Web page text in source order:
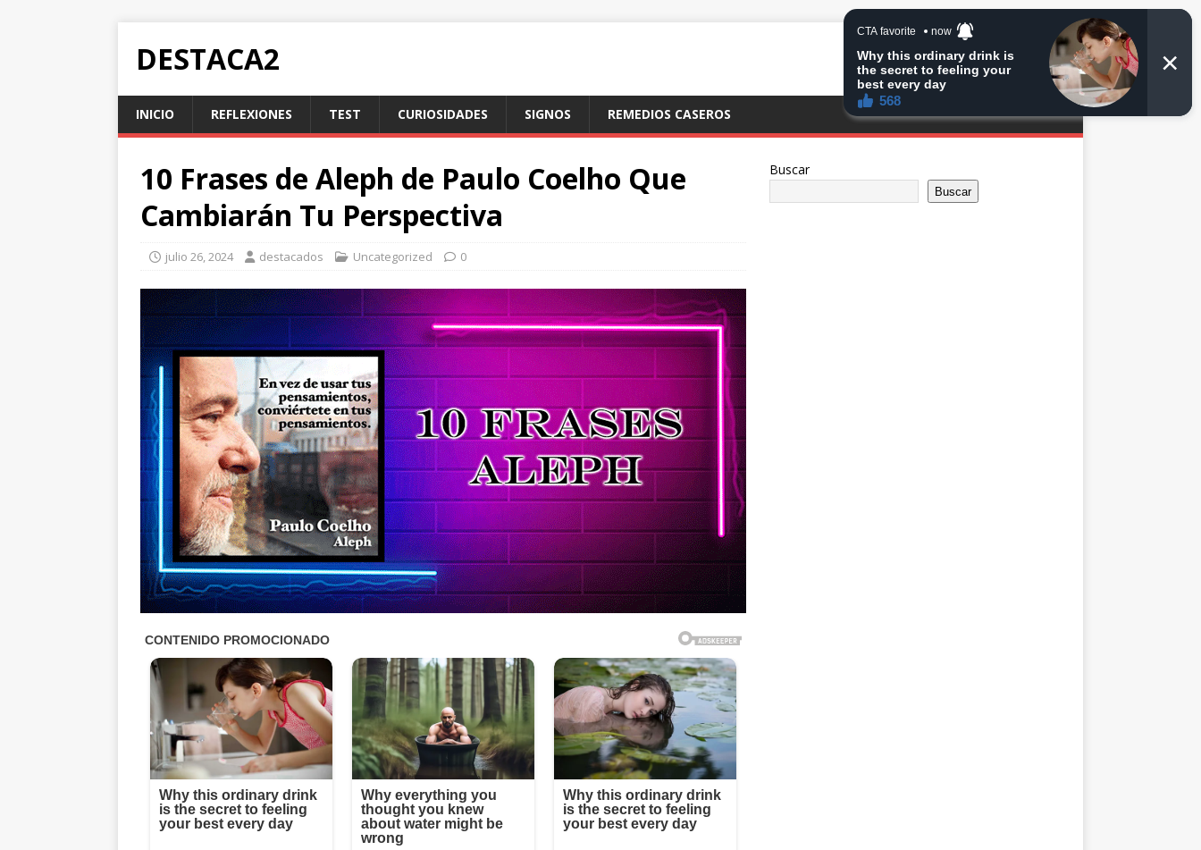
DESTACA2
INICIO REFLEXIONES TEST CURIOSIDADES SIGNOS REMEDIOS CASEROS
10 Frases de Aleph de Paulo Coelho Que
Cambiarán Tu Perspectiva
julio 26, 2024 destacados Uncategorized 0
Buscar
Buscar